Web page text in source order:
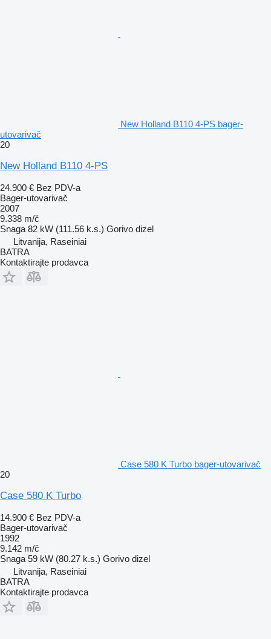
New Holland B110 4-PS bager-
utovarivač
20
New Holland B110 4-PS
24.900 € Bez PDV-a
Bager-utovarivač
2007
9.338 m/č
Snaga 82 kW (111.56 k.s.) Gorivo dizel
Litvanija, Raseiniai
BATRA
Kontaktirajte prodavca
Case 580 K Turbo bager-utovarivač
20
Case 580 K Turbo
14.900 € Bez PDV-a
Bager-utovarivač
1992
9.142 m/č
Snaga 59 kW (80.27 k.s.) Gorivo dizel
Litvanija, Raseiniai
BATRA
Kontaktirajte prodavca